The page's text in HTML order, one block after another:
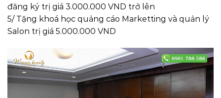
đăng ký trị giá 3.000.000 VND trở lên
5/ Tặng khoá học quảng cáo Marketting và quản lý
Salon trị giá 5.000.000 VND